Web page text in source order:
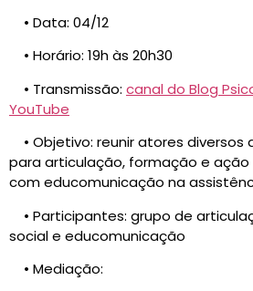
• Data: 04/12
• Horário: 19h às 20h30
• Transmissão: canal do Blog
YouTube
• Objetivo: reunir atores diversos
para articulação, formação e
com educomunicação na
• Participantes: grupo de
social e educomunicação
• Mediação: